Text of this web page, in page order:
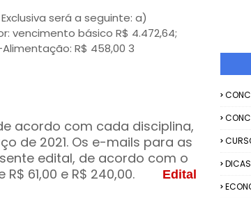
será a seguinte: a)
vencimento básico R$ 4.472,64;
R$ 458,00 3
acordo com cada disciplina,
de 2021. Os e-mails para as
edital, de acordo com o
61,00 e R$ 240,00.
Edital
DICAS